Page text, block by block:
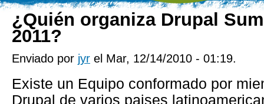
¿Quién organiza Drupal
2011?
Enviado por jyr el Mar, 12/14/2010 - 01:19.
Existe un Equipo conformado por
Drupal de varios paises